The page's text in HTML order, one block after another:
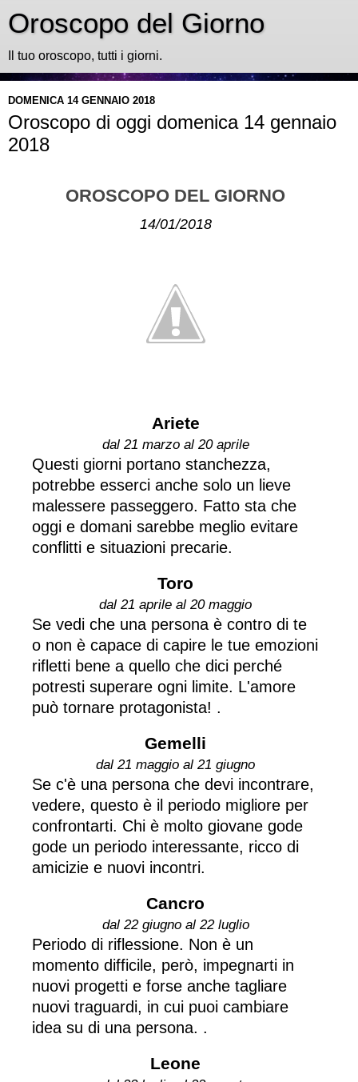
Oroscopo del Giorno
Il tuo oroscopo, tutti i giorni.
DOMENICA 14 GENNAIO 2018
Oroscopo di oggi domenica 14 gennaio
2018
OROSCOPO DEL GIORNO
14/01/2018
Ariete
dal 21 marzo al 20 aprile
Questi giorni portano stanchezza,
potrebbe esserci anche solo un lieve
malessere passeggero. Fatto sta che
oggi e domani sarebbe meglio evitare
conflitti e situazioni precarie.
Toro
dal 21 aprile al 20 maggio
Se vedi che una persona è contro di te
o non è capace di capire le tue emozioni
rifletti bene a quello che dici perché
potresti superare ogni limite. L'amore
può tornare protagonista! .
Gemelli
dal 21 maggio al 21 giugno
Se c'è una persona che devi incontrare,
vedere, questo è il periodo migliore per
confrontarti. Chi è molto giovane gode
gode un periodo interessante, ricco di
amicizie e nuovi incontri.
Cancro
dal 22 giugno al 22 luglio
Periodo di riflessione. Non è un
momento difficile, però, impegnarti in
nuovi progetti e forse anche tagliare
nuovi traguardi, in cui puoi cambiare
idea su di una persona. .
Leone